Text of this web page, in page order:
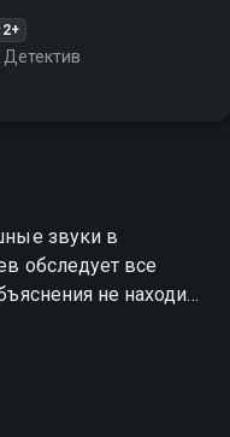
Детектив
звуки в
обследует все
не находит.
земляных работ на